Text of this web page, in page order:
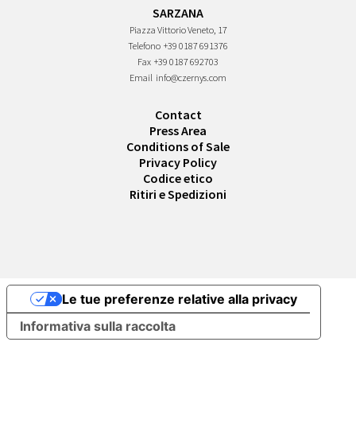
SARZANA
Piazza Vittorio Veneto, 17
Telefono +39 0187 691376
Fax +39 0187 692703
Email info@czernys.com
Contact
Press Area
Conditions of Sale
Privacy Policy
Codice etico
Ritiri e Spedizioni
Informativa sulla raccolta
Le tue preferenze relative alla privacy